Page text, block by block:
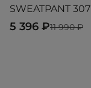
SWEATPANT 307
11 990 ₽
5 396 ₽